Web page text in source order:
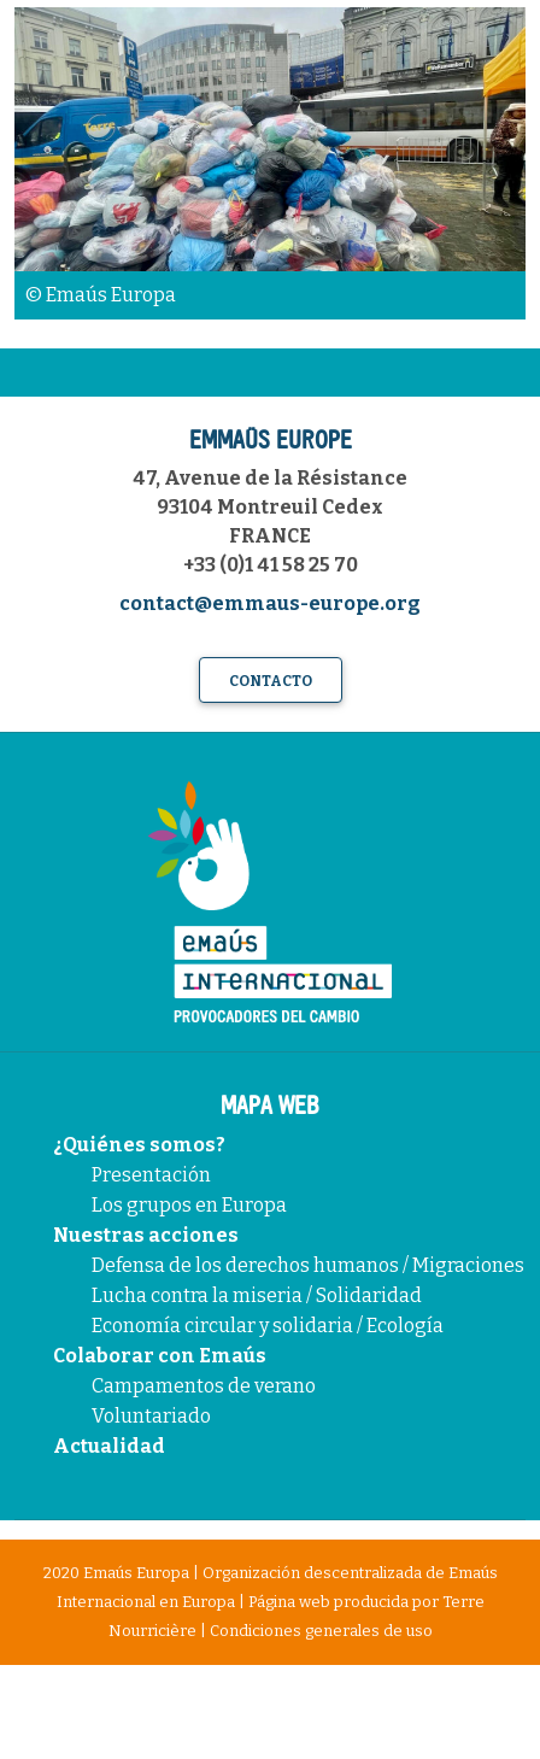
© Emaús Europa
EMMAÜS EUROPE
47, Avenue de la Résistance
93104 Montreuil Cedex
FRANCE
+33 (0)1 41 58 25 70
contact@emmaus-europe.org
CONTACTO
MAPA WEB
¿Quiénes somos?
Presentación
Los grupos en Europa
Nuestras acciones
Defensa de los derechos humanos / Migraciones
Lucha contra la miseria / Solidaridad
Economía circular y solidaria / Ecología
Colaborar con Emaús
Campamentos de verano
Voluntariado
Actualidad
2020 Emaús Europa | Organización descentralizada de Emaús
Internacional en Europa | Página web producida por Terre
Nourricière
Condiciones generales de uso